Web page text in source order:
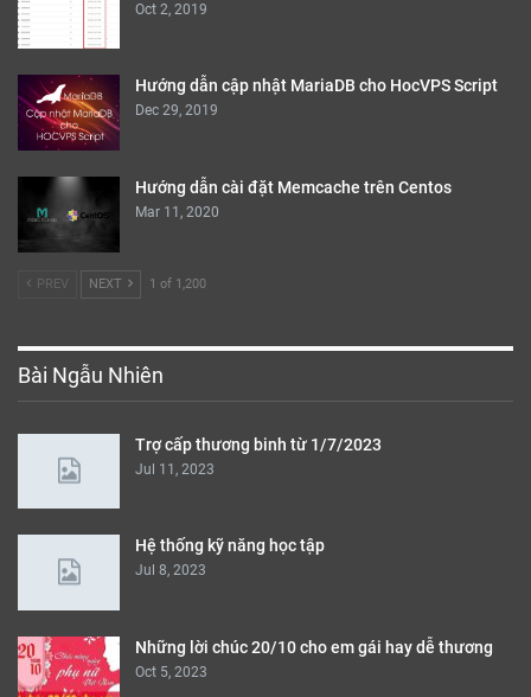
Oct 2, 2019
Hướng dẫn cập nhật MariaDB cho HocVPS Script
Dec 29, 2019
Hướng dẫn cài đặt Memcache trên Centos
Mar 11, 2020
PREV NEXT 1 of 1,200
Bài Ngẫu Nhiên
Trợ cấp thương binh từ 1/7/2023
Jul 11, 2023
Hệ thống kỹ năng học tập
Jul 8, 2023
Những lời chúc 20/10 cho em gái hay dễ thương
Oct 5, 2023